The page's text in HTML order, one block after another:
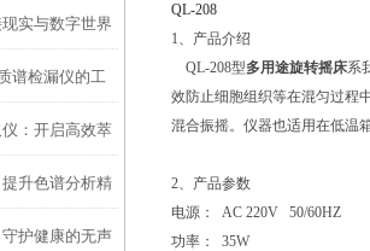
实与数字世界
谱检漏仪的工
：开启高效萃
升色谱分析精
护健康的无声
QL-208
1、产品介绍
QL-208型多用途旋转摇床系
效防止细胞组织等在混匀过程
混合振摇。仪器也适用在低温
2、产品参数
电源： AC 220V 50/60HZ
功率： 35W